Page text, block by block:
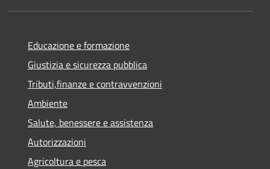
Educazione e formazione
Giustizia e sicurezza pubblica
Tributi,finanze e contravvenzioni
Ambiente
Salute, benessere e assistenza
Autorizzazioni
Agricoltura e pesca